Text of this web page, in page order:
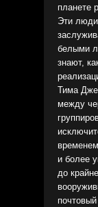
планете
Эти
белыми
знают,
Тима
между
и более
до